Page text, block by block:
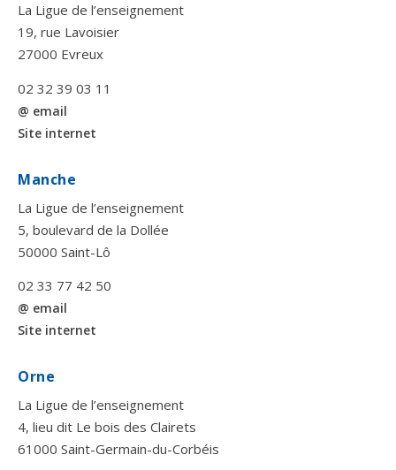
La Ligue de l’enseignement
19, rue Lavoisier
27000 Evreux
02 32 39 03 11
@ email
Site internet
Manche
La Ligue de l’enseignement
5, boulevard de la Dollée
50000 Saint-Lô
02 33 77 42 50
@ email
Site internet
Orne
La Ligue de l’enseignement
4, lieu dit Le bois des Clairets
61000 Saint-Germain-du-Corbéis